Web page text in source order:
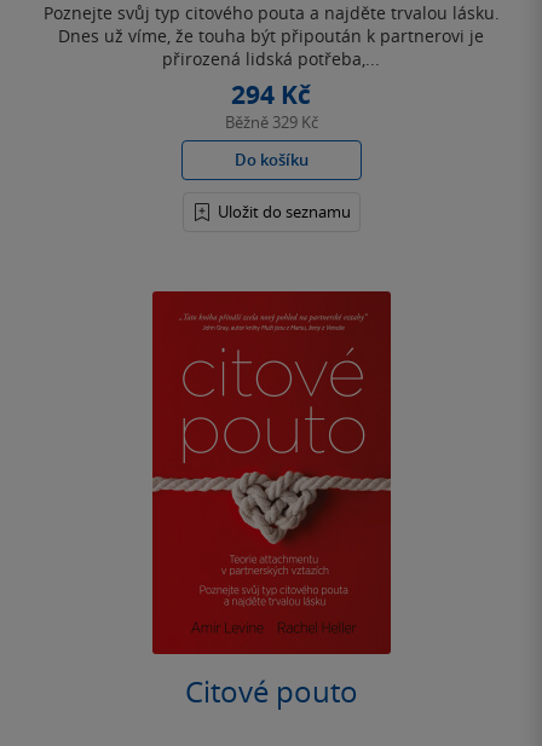
Poznejte svůj typ citového pouta a najděte trvalou lásku.
Dnes už víme, že touha být připoután k partnerovi je
přirozená lidská potřeba,...
294 Kč
Běžně 329 Kč
Do košíku
Uložit do seznamu
Citové pouto